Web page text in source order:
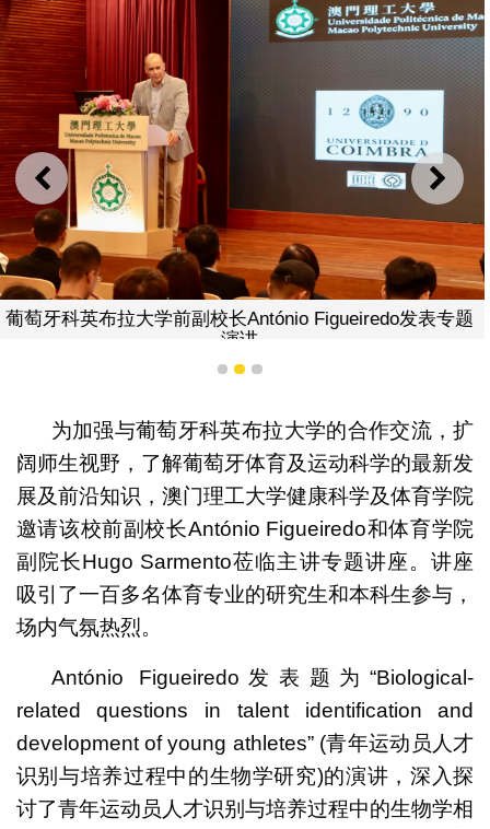
上一则 下一
葡萄牙科英布拉大学前副校长António Figueiredo发表专题
演讲
1 2 3
为加强与葡萄牙科英布拉大学的合作交流，扩
阔师生视野，了解葡萄牙体育及运动科学的最新发
展及前沿知识，澳门理工大学健康科学及体育学院
邀请该校前副校长António Figueiredo和体育学院
副院长Hugo Sarmento莅临主讲专题讲座。讲座
吸引了一百多名体育专业的研究生和本科生参与，
场内气氛热烈。
António Figueiredo发表题为“Biological-
related questions in talent identification and
development of young athletes” (青年运动员人才
识别与培养过程中的生物学研究)的演讲，深入探
讨了青年运动员人才识别与培养过程中的生物学相